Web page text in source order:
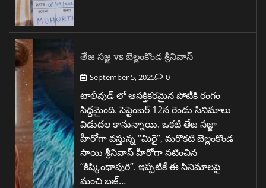
తేజ సజ్జ vs బెల్లంకొండ శ్రీనివాస్
September 5, 2025 0
టాలీవుడ్ లో ఆసక్తికరమైన పోటీకి రంగం
సిద్ధమైంది. సెప్టెంబర్ 12న రెండు సినిమాలు
విడుదల కానున్నాయి. ఒకటి తేజ సజ్జా
హీరోగా వస్తున్న “మిరై”, మరొకటి బెల్లంకొండ
సాయి శ్రీనివాస్ హీరోగా నటించిన
“కిష్కింధాపురి”. ఇప్పటికే ఈ సినిమాలపై
మంచి బజ్…